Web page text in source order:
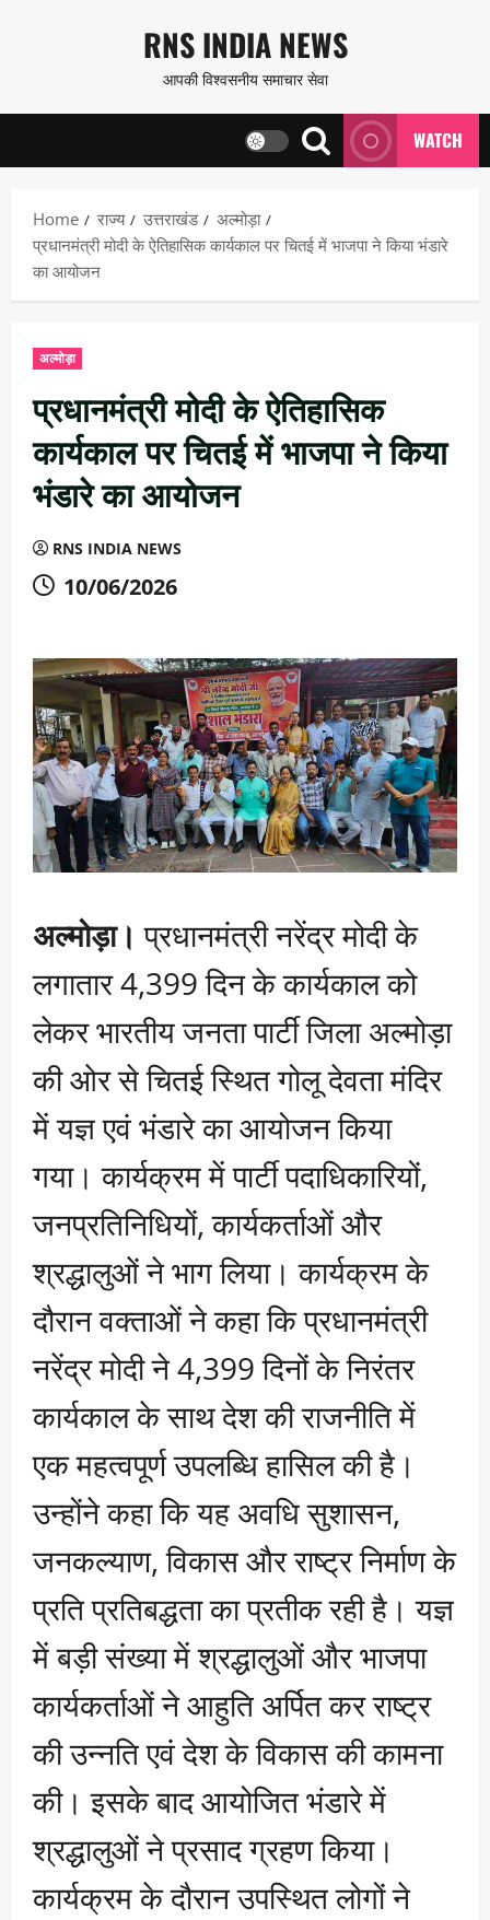
content
RNS INDIA NEWS
आपकी विश्वसनीय समाचार सेवा
WATCH
Home राज्य उत्तराखंड
अल्मोड़ा
प्रधानमंत्री मोदी के ऐतिहासिक कार्यकाल पर चितई में भाजपा ने किया भंडारे
का आयोजन
अल्मोड़ा
प्रधानमंत्री मोदी के ऐतिहासिक
कार्यकाल पर चितई में भाजपा ने किया
भंडारे का आयोजन
RNS INDIA NEWS
10/06/2026
अल्मोड़ा। प्रधानमंत्री नरेंद्र मोदी के
लगातार 4,399 दिन के कार्यकाल को
लेकर भारतीय जनता पार्टी जिला अल्मोड़ा
की ओर से चितई स्थित गोलू देवता मंदिर
में यज्ञ एवं भंडारे का आयोजन किया
गया। कार्यक्रम में पार्टी पदाधिकारियों,
जनप्रतिनिधियों, कार्यकर्ताओं और
श्रद्धालुओं ने भाग लिया। कार्यक्रम के
दौरान वक्ताओं ने कहा कि प्रधानमंत्री
नरेंद्र मोदी ने 4,399 दिनों के निरंतर
कार्यकाल के साथ देश की राजनीति में
एक महत्वपूर्ण उपलब्धि हासिल की है।
उन्होंने कहा कि यह अवधि सुशासन,
जनकल्याण, विकास और राष्ट्र निर्माण के
प्रति प्रतिबद्धता का प्रतीक रही है। यज्ञ
में बड़ी संख्या में श्रद्धालुओं और भाजपा
कार्यकर्ताओं ने आहुति अर्पित कर राष्ट्र
की उन्नति एवं देश के विकास की कामना
की। इसके बाद आयोजित भंडारे में
श्रद्धालुओं ने प्रसाद ग्रहण किया।
कार्यक्रम के दौरान उपस्थित लोगों ने